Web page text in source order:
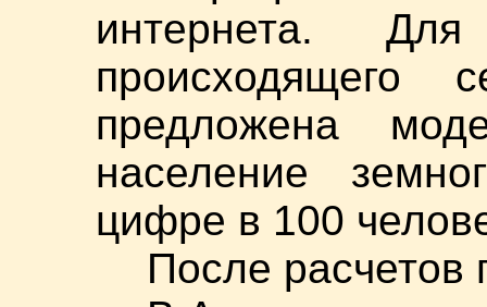
интернета.
предложена
население
цифре в 100
После расчетов